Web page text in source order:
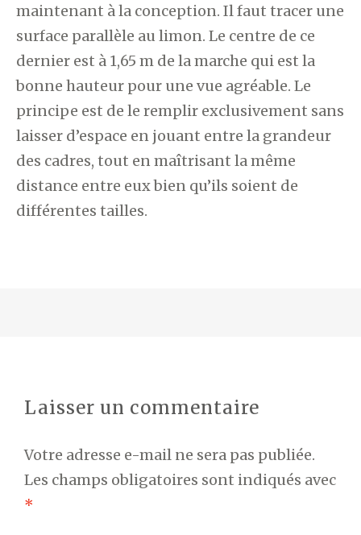
maintenant à la conception. Il faut tracer une
surface parallèle au limon. Le centre de ce
dernier est à 1,65 m de la marche qui est la
bonne hauteur pour une vue agréable. Le
principe est de le remplir exclusivement sans
laisser d’espace en jouant entre la grandeur
des cadres, tout en maîtrisant la même
distance entre eux bien qu’ils soient de
différentes tailles.
Laisser un commentaire
Votre adresse e-mail ne sera pas publiée.
Les champs obligatoires sont indiqués avec
*